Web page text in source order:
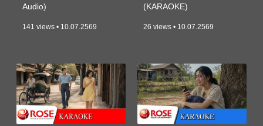
Audio)
141 views • 10.07.2569
(KARAOKE)
26 views • 10.07.2569